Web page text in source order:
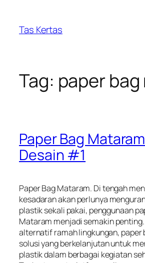
content
Tas Kertas
Tag: paper
Paper Bag
Desain #1
Paper Bag Mataram. Di tengah
kesadaran akan perlunya
plastik sekali pakai, penggunaan
Mataram menjadi semakin
alternatif ramah lingkungan, paper
solusi yang berkelanjutan untuk
plastik dalam berbagai kegiatan